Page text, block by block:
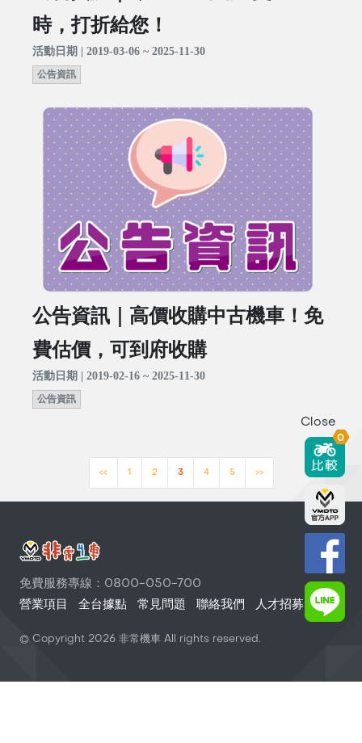
時，打折給您！
活動日期 | 2019-03-06 ~ 2025-11-30
公告資訊
公告資訊｜高價收購中古機車！免
費估價，可到府收購
活動日期 | 2019-02-16 ~ 2025-11-30
公告資訊
<< 1 2 3 4 5 >>
免費服務專線：0800-050-700
營業項目
全台據點 常見問題 聯絡我們 人才招募
© Copyright 2026 非常機車 All rights reserved.
Close
0